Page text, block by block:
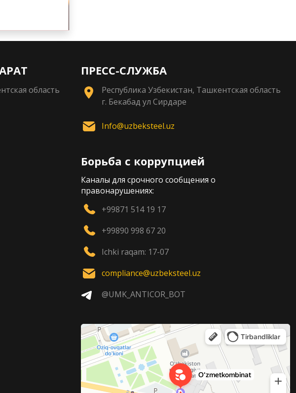
область
ПРЕСС-СЛУЖБА
Республика Узбекистан, Ташкентская область
г. Бекабад ул Сирдаре
Info@uzbeksteel.uz
Борьба с коррупцией
Каналы для срочного сообщения о
правонарушениях:
+99871 514 19 17
+99890 998 67 20
Ichki raqam: 17-07
compliance@uzbeksteel.uz
@UMK_ANTICOR_BOT